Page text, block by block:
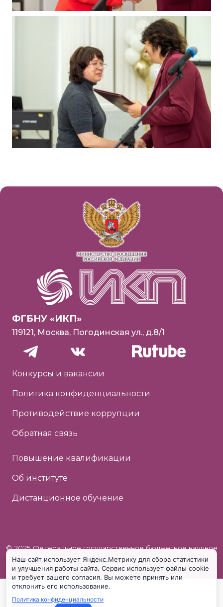
ФГБНУ «ИКП»
119121, Москва, Погодинская ул., д.8/1
Конкурсы и вакансии
Политика конфиденциальности
Противодействие коррупции
Обратная связь
Повышение квалификации
Об институте
Дистанционное обучение
© 2025 Федеральное государственное бюджетное научное
учреждение «Институт коррекционной педагогики»
Наш сайт использует Яндекс.Метрику для сбора статистики
и улучшения работы сайта. Сервис использует файлы cookie
и требует вашего согласия. Вы можете принять или
отклонить его использование.
Политика конфиденциальности